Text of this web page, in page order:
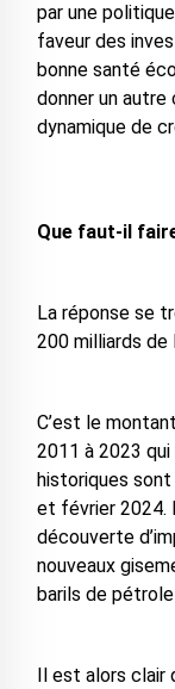
par une
faveur des
bonne santé
donner un
dynamique de
Que faut-il
La réponse se
200 milliards de
C’est le
2011 à 2023 qui
historiques
et février 2024.
découverte
nouveaux
barils de
Il est alors clair